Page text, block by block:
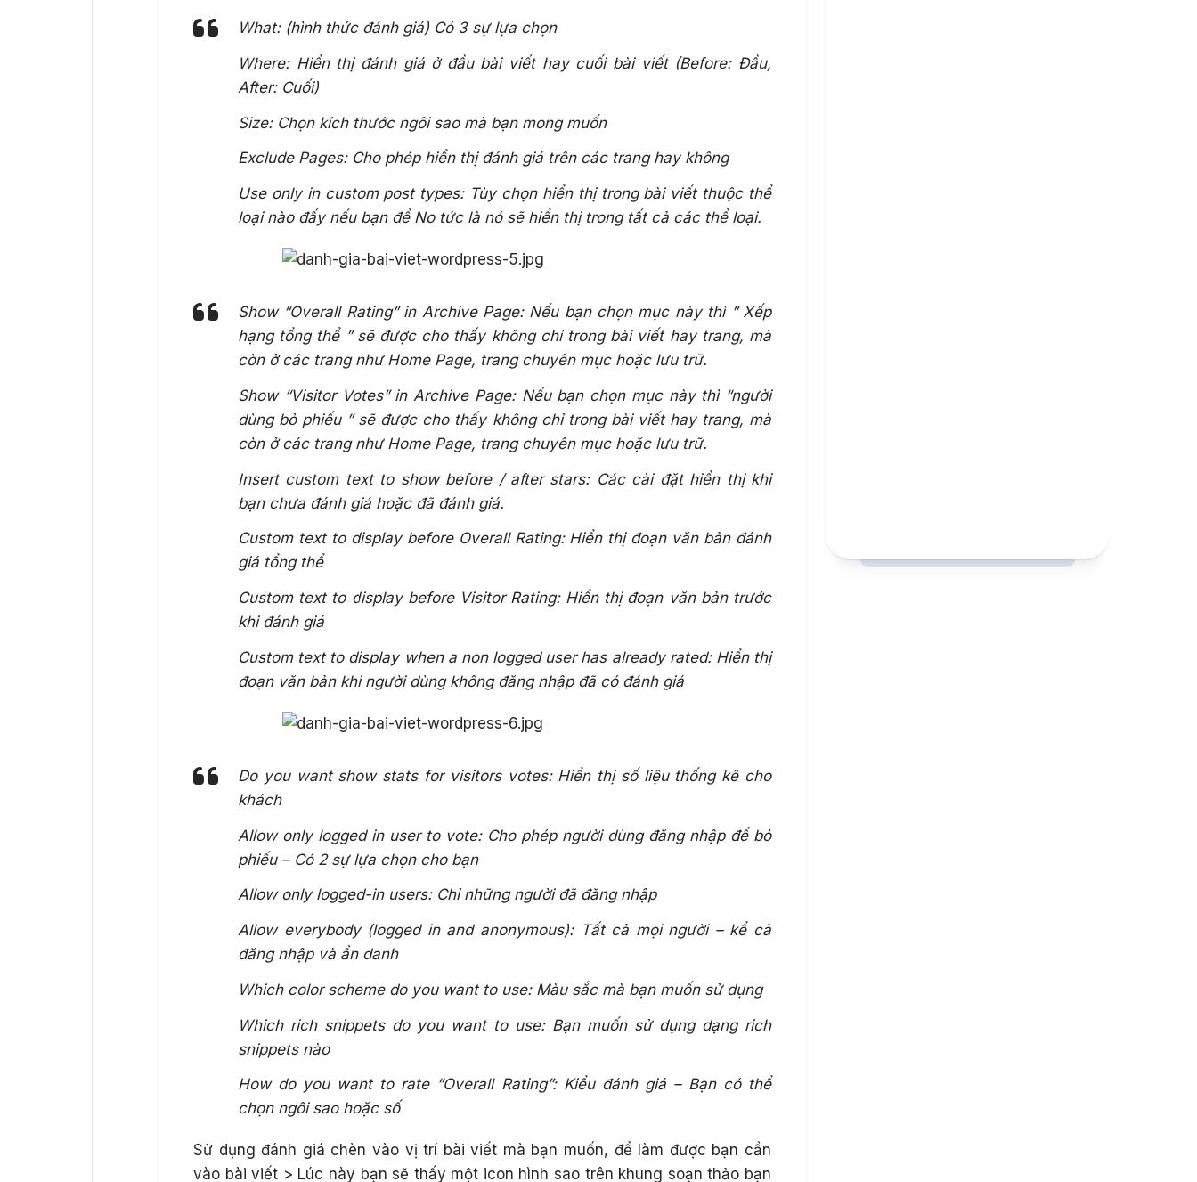
What: (hình thức đánh giá) Có 3 sự lựa chọn
Where: Hiển thị đánh giá ở đầu bài viết hay cuối bài viết (Before: Đầu,
After: Cuối)
Size: Chọn kích thước ngôi sao mà bạn mong muốn
Exclude Pages: Cho phép hiển thị đánh giá trên các trang hay không
Use only in custom post types: Tùy chọn hiển thị trong bài viết thuộc thể
loại nào đấy nếu bạn để No tức là nó sẽ hiển thị trong tất cả các thể loại.
Show “Overall Rating” in Archive Page: Nếu bạn chọn mục này thì ” Xếp
hạng tổng thể ” sẽ được cho thấy không chỉ trong bài viết hay trang, mà
còn ở các trang như Home Page, trang chuyên mục hoặc lưu trữ.
Show “Visitor Votes” in Archive Page: Nếu bạn chọn mục này thì “người
dùng bỏ phiếu ” sẽ được cho thấy không chỉ trong bài viết hay trang, mà
còn ở các trang như Home Page, trang chuyên mục hoặc lưu trữ.
Insert custom text to show before / after stars: Các cài đặt hiển thị khi
bạn chưa đánh giá hoặc đã đánh giá.
Custom text to display before Overall Rating: Hiển thị đoạn văn bản đánh
giá tổng thể
Custom text to display before Visitor Rating: Hiển thị đoạn văn bản trước
khi đánh giá
Custom text to display when a non logged user has already rated: Hiển thị
đoạn văn bản khi người dùng không đăng nhập đã có đánh giá
Do you want show stats for visitors votes: Hiển thị số liệu thống kê cho
khách
Allow only logged in user to vote: Cho phép người dùng đăng nhập để bỏ
phiếu – Có 2 sự lựa chọn cho bạn
Allow only logged-in users: Chỉ những người đã đăng nhập
Allow everybody (logged in and anonymous): Tất cả mọi người – kể cả
đăng nhập và ẩn danh
Which color scheme do you want to use: Màu sắc mà bạn muốn sử dụng
Which rich snippets do you want to use: Bạn muốn sử dụng dạng rich
snippets nào
How do you want to rate “Overall Rating”: Kiểu đánh giá – Bạn có thể
chọn ngôi sao hoặc số
Sử dụng đánh giá chèn vào vị trí bài viết mà bạn muốn, để làm được bạn cần
vào bài viết > Lúc này bạn sẽ thấy một icon hình sao trên khung soạn thảo bạn